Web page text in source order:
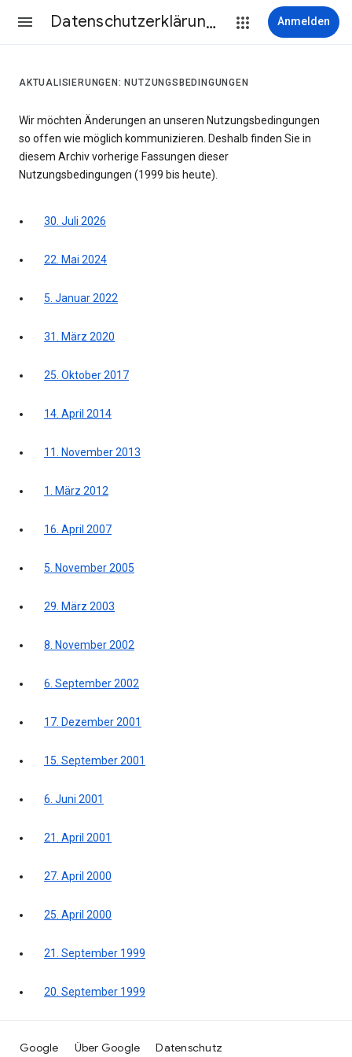
Datenschutzerklärung & Nutzungsbedingungen Anmelden
AKTUALISIERUNGEN: NUTZUNGSBEDINGUNGEN
Wir möchten Änderungen an unseren Nutzungsbedingungen
so offen wie möglich kommunizieren. Deshalb finden Sie in
diesem Archiv vorherige Fassungen dieser
Nutzungsbedingungen (1999 bis heute).
30. Juli 2026
22. Mai 2024
5. Januar 2022
31. März 2020
25. Oktober 2017
14. April 2014
11. November 2013
1. März 2012
16. April 2007
5. November 2005
29. März 2003
8. November 2002
6. September 2002
17. Dezember 2001
15. September 2001
6. Juni 2001
21. April 2001
27. April 2000
25. April 2000
21. September 1999
20. September 1999
Google Über Google Datenschutz